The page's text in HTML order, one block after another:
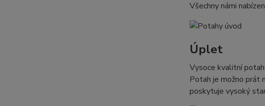
Všechny námi
Úplet
Vysoce kvalitní
Potah je možno prát
poskytuje vysoký